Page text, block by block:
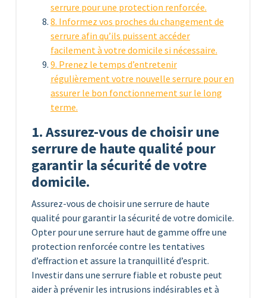
serrure pour une protection renforcée.
8. Informez vos proches du changement de
serrure afin qu’ils puissent accéder
facilement à votre domicile si nécessaire.
9. Prenez le temps d’entretenir
régulièrement votre nouvelle serrure pour en
assurer le bon fonctionnement sur le long
terme.
1. Assurez-vous de choisir une
serrure de haute qualité pour
garantir la sécurité de votre
domicile.
Assurez-vous de choisir une serrure de haute
qualité pour garantir la sécurité de votre domicile.
Opter pour une serrure haut de gamme offre une
protection renforcée contre les tentatives
d’effraction et assure la tranquillité d’esprit.
Investir dans une serrure fiable et robuste peut
aider à prévenir les intrusions indésirables et à